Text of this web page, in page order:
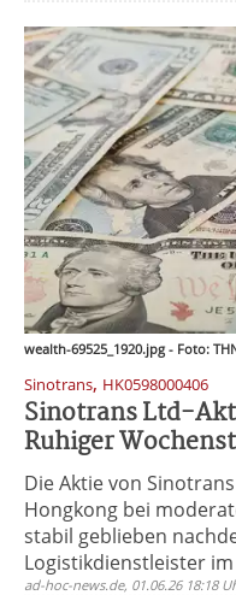
wealth-69525_1920.jpg - Foto:
Sinotrans, HK0598000406
Sinotrans Ltd-
Ruhiger
Die Aktie von
Hongkong bei
stabil geblieben
Logistikdienstleister
ad-hoc-news.de, 01.06.26 18:18